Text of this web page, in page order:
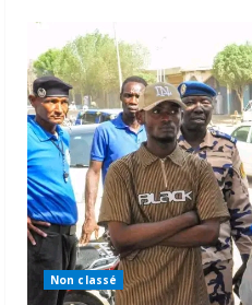
Non classé